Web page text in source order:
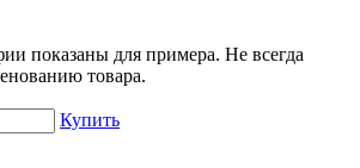
показаны для примера. Не всегда
товара.
Купить